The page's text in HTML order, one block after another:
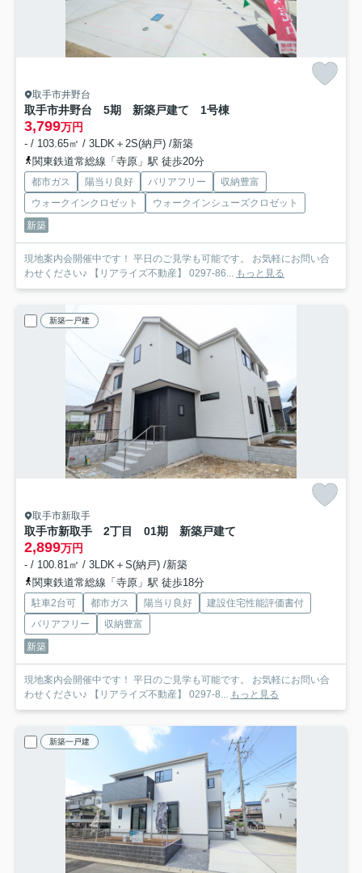
取手市井野台
取手市井野台 5期 新築戸建て 1号棟
3,799万円
- / 103.65㎡ / 3LDK＋2S(納戸) /新築
関東鉄道常総線「寺原」駅 徒歩20分
都市ガス 陽当り良好 バリアフリー
収納豊富
ウォークインクロゼット
ウォークインシューズクロゼット
新築
現地案内会開催中です！ 平日のご見学も可能です。 お気軽にお問い合
わせください♪ 【リアライズ不動産】 0297-86... もっと見る
新築一戸建
取手市新取手
取手市新取手 2丁目 01期 新築戸建て
2,899万円
- / 100.81㎡ / 3LDK＋S(納戸) /新築
関東鉄道常総線「寺原」駅 徒歩18分
駐車2台可 都市ガス 陽当り良好
建設住宅性能評価書付
バリアフリー
収納豊富
新築
現地案内会開催中です！ 平日のご見学も可能です。 お気軽にお問い合
わせください♪ 【リアライズ不動産】 0297-8... もっと見る
新築一戸建